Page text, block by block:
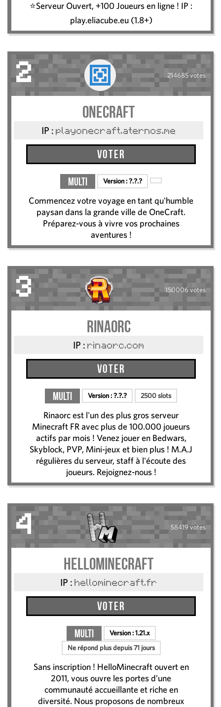
⭐Serveur Ouvert, +100 Joueurs en ligne ! IP :
play.eliacube.eu (1.8+)
2 214685 votes
OneCraft
IP : playonecraft.aternos.me
Voter
Multi Version :?.?.?
Commencez votre voyage en tant qu'humble
paysan dans la grande ville de OneCraft.
Préparez-vous à vivre vos prochaines
aventures !
3 150006 votes
Rinaorc
IP : rinaorc.com
Voter
Multi Version :?.?.? 2500 slots
Rinaorc est l'un des plus gros serveur
Minecraft FR avec plus de 100.000 joueurs
actifs par mois ! Venez jouer en Bedwars,
Skyblock, PVP, Mini-jeux et bien plus ! M.A.J
régulières du serveur, staff à l'écoute des
joueurs. Rejoignez-nous !
4 58419 votes
HelloMinecraft
IP : hellominecraft.fr
Voter
Multi Version :1.21.x
Ne répond plus depuis 71 jours
Sans inscription ! HelloMinecraft ouvert en
2011, vous ouvre les portes d’une
communauté accueillante et riche en
diversité. Nous proposons de nombreux